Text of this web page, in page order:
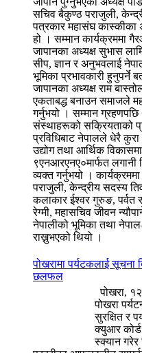
सचिव बैकुण्ठ पराजुली,
पत्रकार महासंघ कास्कीका
हो । सम्मान कार्यक्रममा
जापानका अध्यक्ष सुभास
सीप, ज्ञान र अनुभवलाई
भूमिका प्रभावकारी हुनुपर्ने
जापानका अध्यक्ष राम
एकताबद्ध बनाउन समाजले
गर्नुभयो । सम्मान
संस्थाहरूको सक्रियताको
प्रविधिबाट नेपालले धेरै
उद्योग तथा आर्थिक
९एनआरएनए०मार्फत
व्यक्त गर्नुभयो ।
पराजुली, केन्द्रीय सदस्य
कलाकार ईश्वर गुरुङ, पर्वत
रेग्मी, महासचिव जीवन
नेपालीको भूमिका तथा
राख्नुभएको थियो ।
पोखरामा पर्यटकलाई सूचना
छलफल
पोखरा,
पोखरा
सुरक्षित र
क्युआर
स्क्यान